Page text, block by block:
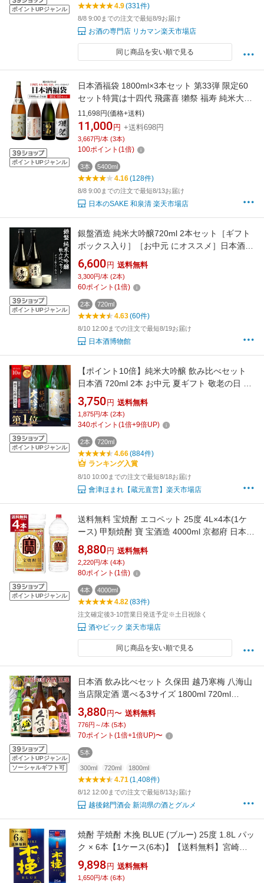
ポイントUPジャンル 4.9(331件)
8/8 9:00までの注文で最短8/9お届け
お酒の専門店 リカマン楽天市場店
同じ商品を安い順で見る
ポイントUPジャンル
日本酒福袋 1800ml×3本セット 第33弾 限定60
セット特賞は十四代 飛露喜 獺祭 福寿 純米大吟
醸酒 大吟醸酒 純米酒 くじ 清酒 虎S
11,698円(価格+送料)
11,000 円 +送料698円
3,667円/本 (3本)
100ポイント (1倍)
3本 5400ml
4.16(128件)
8/8 9:00までの注文で最短8/13お届け
日本のSAKE 和泉清 楽天市場店
ポイントUPジャンル
銀盤酒造 純米大吟醸720ml 2本セット［ギフト
ボックス入り］［お中元 にオススメ］日本酒
飲み比べセット ［常温］【送料無料】
［JS17］【4〜5営業日以内に出荷】［月間優良
ショップ受賞］
6,600 円 送料無料
3,300円/本 (2本)
60ポイント (1倍)
2本 720ml
4.63(60件)
8/10 12:00までの注文で最短8/19お届け
日本酒博物館
ポイントUPジャンル
【ポイント10倍】純米大吟醸 飲み比べセット
日本酒 720ml 2本 お中元 夏ギフト 敬老の日 会
津ほまれ 誕生日 送料無料 蔵元直営 福島 お酒
地酒 大吟醸 ほまれ酒造 ペアセット プレゼント
内祝 退職祝い 還暦 贈り物 喜多方 ギフト 御中
3,750 円 送料無料
1,875円/本 (2本)
340ポイント (1倍+9倍UP)
2本 720ml
4.66(884件)
ランキング入賞
8/10 10:00までの注文で最短8/18お届け
會津ほまれ【蔵元直営】楽天市場店
ポイントUPジャンル
送料無料 宝焼酎 エコペット 25度 4L×4本(1ケ
ース) 甲類焼酎 寶 宝酒造 4000ml 京都府 日本
【送料無料※一部地域は除く】
8,880 円 送料無料
2,220円/本 (4本)
80ポイント (1倍)
4本 4000ml
4.82(83件)
注文確定後3-10営業日発送予定※土日祝除く
酒やビック 楽天市場店
同じ商品を安い順で見る
ポイントUPジャンル
ソーシャルギフト可
日本酒 飲み比べセット 久保田 越乃寒梅 八海山
当店限定酒 選べる3サイズ 1800ml 720ml
300ml 各5本 (46弾) 人気のお酒 誕生日 ギフト
プレゼント 贈り物 お父さん おじいちゃん 楽天
年間ランキング2025 お中元 夏ギフト ギフト プ
3,880 円〜 送料無料
776円～/本 (5本)
70ポイント (1倍+1倍UP)〜
5本
300ml 720ml 1800ml
4.71(1,408件)
8/12 12:00までの注文で最短8/13お届け
越後銘門酒会 新潟県の酒とグルメ
焼酎 芋焼酎 木挽 BLUE (ブルー) 25度 1.8L パッ
ク × 6本【1ケース(6本)】【送料無料】宮崎県
雲海酒造 木挽ブルーこびき 25度1800] KOB 最
強配送
9,898 円 送料無料
1,650円/本 (6本)